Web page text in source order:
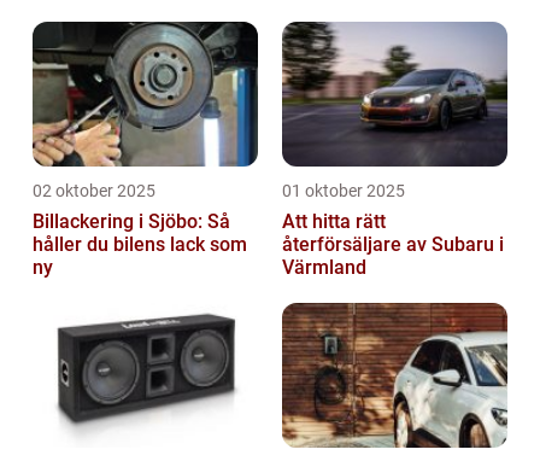
02 oktober 2025
Billackering i Sjöbo: Så
håller du bilens lack som
ny
01 oktober 2025
Att hitta rätt
återförsäljare av Subaru i
Värmland